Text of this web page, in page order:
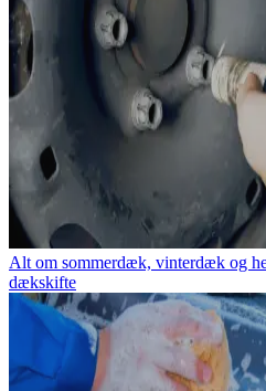
Alt om sommerdæk, vinterdæk og
dækskifte